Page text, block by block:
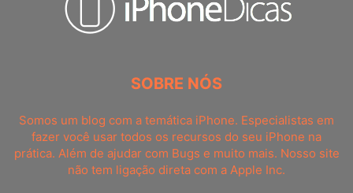
SOBRE NÓS
Somos um blog com a temática iPhone. Especialistas em
fazer você usar todos os recursos do seu iPhone na
prática. Além de ajudar com Bugs e muito mais. Nosso site
não tem ligação direta com a Apple Inc.